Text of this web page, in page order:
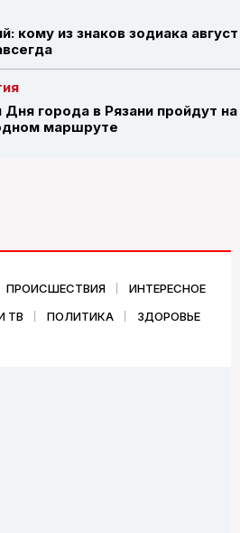
кому из знаков зодиака август
города в Рязани пройдут на
маршруте
ПРОИСШЕСТВИЯ
ИНТЕРЕСНОЕ
ТВ
ПОЛИТИКА ЗДОРОВЬЕ